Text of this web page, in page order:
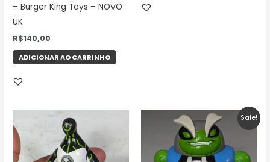
– Burger King Toys – NOVO
UK
R$140,00
ADICIONAR AO CARRINHO
Sale!
preço
original
era:
R$25,00.
O
preço
atual
é:
R$15,00.